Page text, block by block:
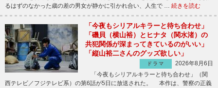
るはずのなかった歳の差の男女が静かに引かれ合い、人生で … 続きを読む
「今夜もシリアルキラーと待ち合わせ」
「磯貝（横山裕）とヒナタ（関水渚）の
共犯関係が深まってきているのがいい」
「縦山裕二さんのグッズ欲しい」
ドラマ
2026年8月6日
「今夜もシリアルキラーと待ち合わせ」（関
西テレビ／フジテレビ系）の第6話が5日に放送された。 本作は、警察の正義